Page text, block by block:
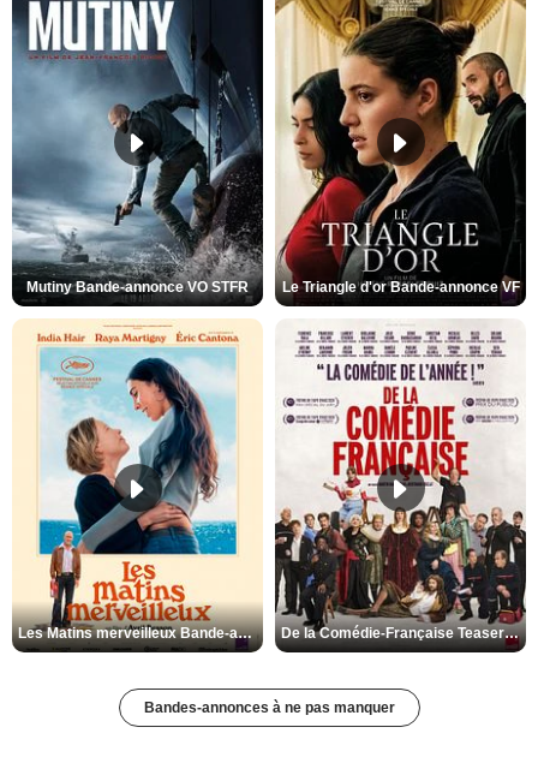
Mutiny Bande-annonce VO STFR Le Triangle d'or Bande-annonce VF
Les Matins merveilleux Bande-annonce VF De la Comédie-Française Teaser VF
Bandes-annonces à ne pas manquer